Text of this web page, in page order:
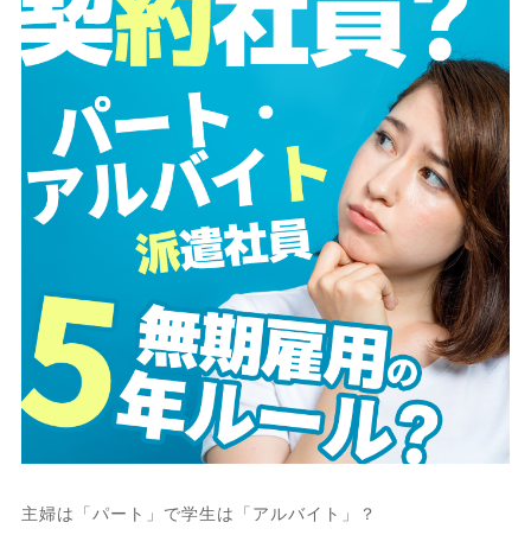
主婦は「パート」で学生は「アルバイト」？